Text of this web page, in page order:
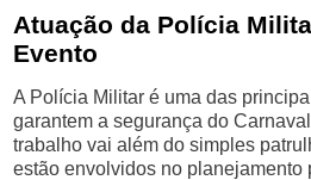
Atuação da Polícia
Evento
A Polícia Militar é uma das
garantem a segurança do
trabalho vai além do simples
estão envolvidos no planejamento